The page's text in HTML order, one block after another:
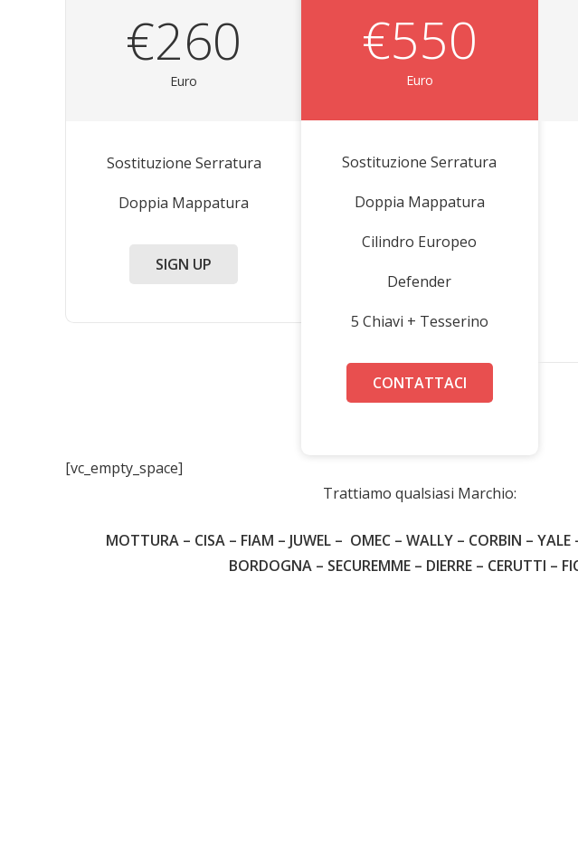
€260
Euro
Sostituzione Serratura
Doppia Mappatura
SIGN UP
€550
Euro
Sostituzione Serratura
Doppia Mappatura
Cilindro Europeo
Defender
5 Chiavi + Tesserino
CONTATTACI
[vc_empty_space]
Trattiamo qualsiasi Marchio:
MOTTURA – CISA – FIAM – JUWEL – OMEC – WALLY – CORBIN – YALE
BORDOGNA – SECUREMME – DIERRE – CERUTTI –